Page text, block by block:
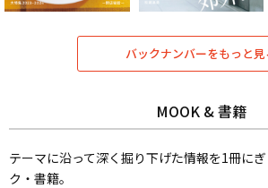
バックナンバーをもっと見
MOOK & 書籍
テーマに沿って深く掘り下げた情報を1冊に
ク・書籍。